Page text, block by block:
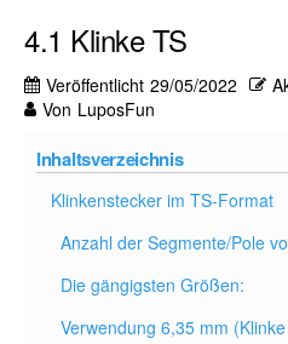
4.1 Klinke TS
Veröffentlicht 29/05/2022
Von LuposFun
Inhaltsverzeichnis
Klinkenstecker im TS-Format
Anzahl der Segmente/Pole
Die gängigsten Größen:
Verwendung 6,35 mm